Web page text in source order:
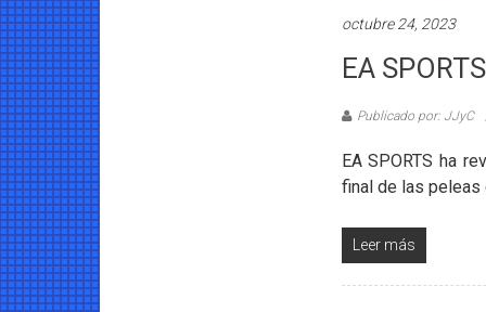
octubre 24, 2023
EA
Publicado por: JJyC
EA SPORTS ha
final de las
Leer más